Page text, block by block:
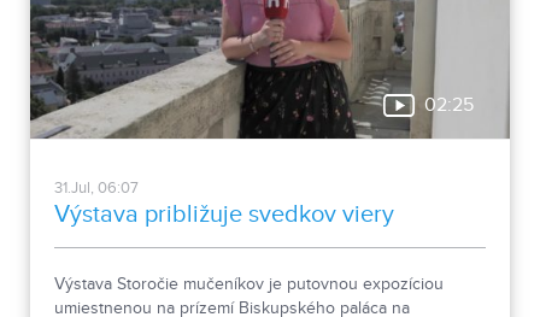
02:25
31.Jul, 06:07
Výstava približuje svedkov viery
Výstava Storočie mučeníkov je putovnou expozíciou
umiestnenou na prízemí Biskupského paláca na